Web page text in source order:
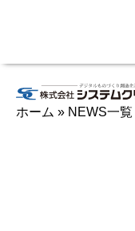
ホーム » NEWS一覧